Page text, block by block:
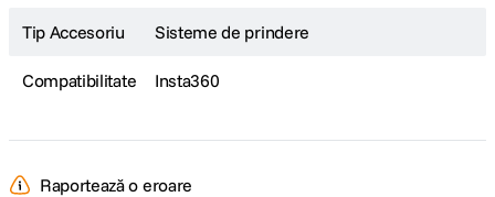
Tip Accesoriu Sisteme de prindere
Compatibilitate Insta360
Raportează o eroare